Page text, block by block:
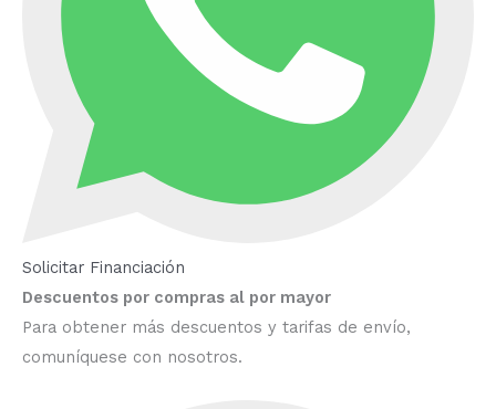
Solicitar Financiación
Descuentos por compras al por mayor
Para obtener más descuentos y tarifas de envío,
comuníquese con nosotros.